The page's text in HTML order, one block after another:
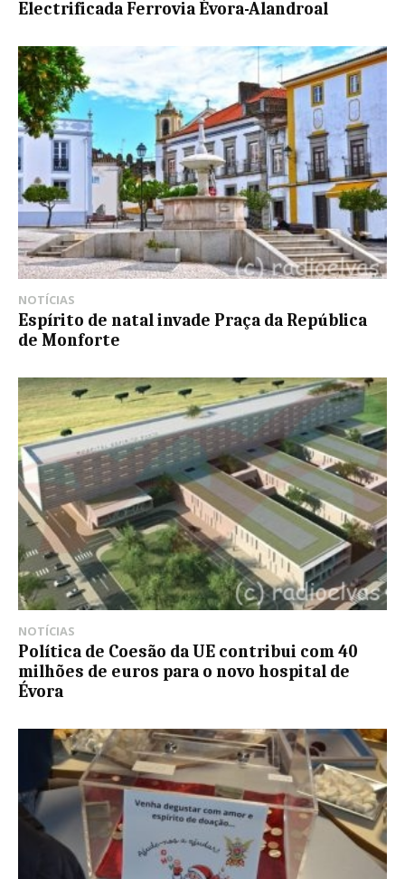
Electrificada Ferrovia Évora-Alandroal
NOTÍCIAS
Espírito de natal invade Praça da República
de Monforte
NOTÍCIAS
Política de Coesão da UE contribui com 40
milhões de euros para o novo hospital de
Évora